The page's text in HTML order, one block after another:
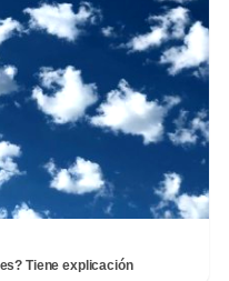
Tiene explicación